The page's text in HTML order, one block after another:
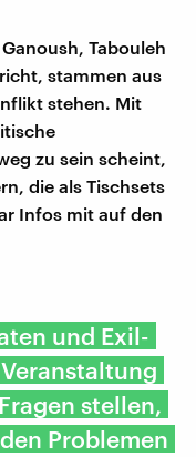
Tabouleh
stammen aus
stehen. Mit
zu sein scheint,
die als Tischsets
Infos mit auf den
und Exil-
stellen,
Problemen